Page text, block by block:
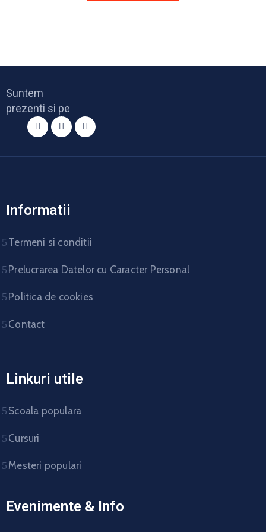
Suntem
prezenti si pe
Informatii
Termeni si conditii
Prelucrarea Datelor cu Caracter Personal
Politica de cookies
Contact
Linkuri utile
Scoala populara
Cursuri
Mesteri populari
Evenimente & Info